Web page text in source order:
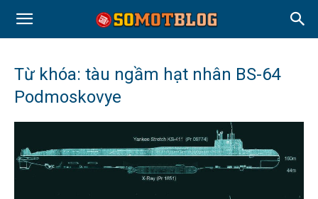
Từ khóa: tàu ngầm hạt nhân BS-64
Podmoskovye